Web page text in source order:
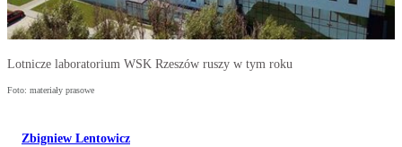
Lotnicze laboratorium WSK Rzeszów ruszy w tym roku
Foto: materiały prasowe
Zbigniew Lentowicz